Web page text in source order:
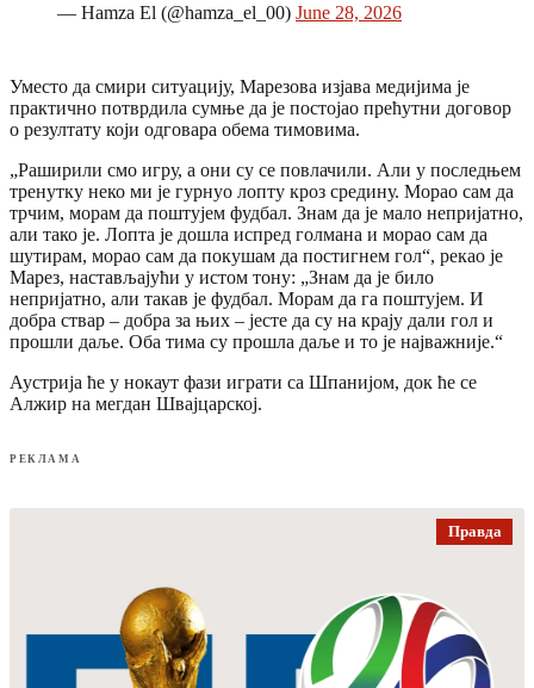
— Hamza El (@hamza_el_00) June 28, 2026
Уместо да смири ситуацију, Марезова изјава медијима је
практично потврдила сумње да је постојао прећутни договор
о резултату који одговара обема тимовима.
„Раширили смо игру, а они су се повлачили. Али у последњем
тренутку неко ми је гурнуо лопту кроз средину. Морао сам да
трчим, морам да поштујем фудбал. Знам да је мало непријатно,
али тако је. Лопта је дошла испред голмана и морао сам да
шутирам, морао сам да покушам да постигнем гол“, рекао је
Марез, настављајући у истом тону: „Знам да је било
непријатно, али такав је фудбал. Морам да га поштујем. И
добра ствар – добра за њих – јесте да су на крају дали гол и
прошли даље. Оба тима су прошла даље и то је најважније.“
Аустрија ће у нокаут фази играти са Шпанијом, док ће се
Алжир на мегдан Швајцарској.
РЕКЛАМА
Правда